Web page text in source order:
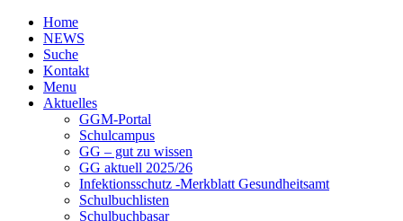
Home
NEWS
Suche
Kontakt
Menu
Aktuelles
GGM-Portal
Schulcampus
GG – gut zu wissen
GG aktuell 2025/26
Infektionsschutz -Merkblatt Gesundheitsamt
Schulbuchlisten
Schulbuchbasar